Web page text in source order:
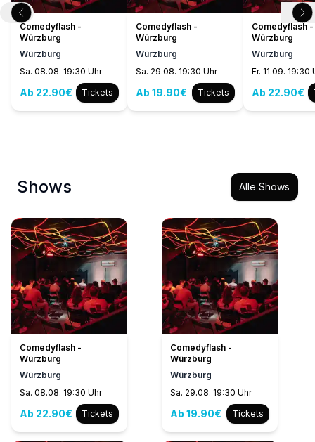
Comedyflash -
Würzburg
Würzburg
Sa. 08.08. 19:30 Uhr
Ab 22.90€ Tickets
Comedyflash -
Würzburg
Würzburg
Sa. 29.08. 19:30 Uhr
Ab 19.90€ Tickets
Comedyflash -
Würzburg
Würzburg
Fr. 11.09. 19:30
Ab 22.90€
Shows Alle Shows
Comedyflash -
Würzburg
Würzburg
Sa. 08.08. 19:30 Uhr
Ab 22.90€ Tickets
Comedyflash -
Würzburg
Würzburg
Sa. 29.08. 19:30 Uhr
Ab 19.90€ Tickets